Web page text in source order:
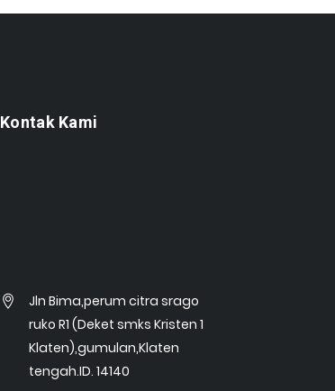
Kontak Kami
Jln Bima,perum citra srago
ruko R1 (Deket smks Kristen 1
Klaten),gumulan,Klaten
tengah.ID. 14140